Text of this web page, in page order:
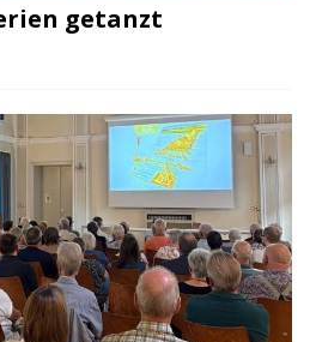
getanzt